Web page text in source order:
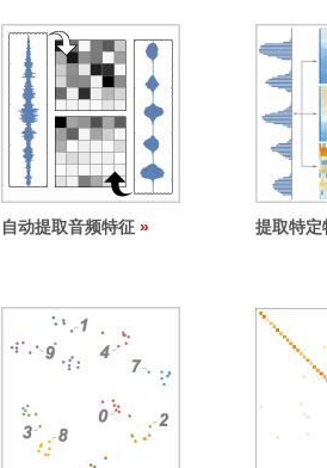
自动提取音频特征 提取特定